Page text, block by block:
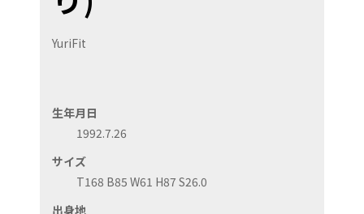
YuriFit
生年月日
1992.7.26
サイズ
T168 B85 W61 H87 S26.0
出身地